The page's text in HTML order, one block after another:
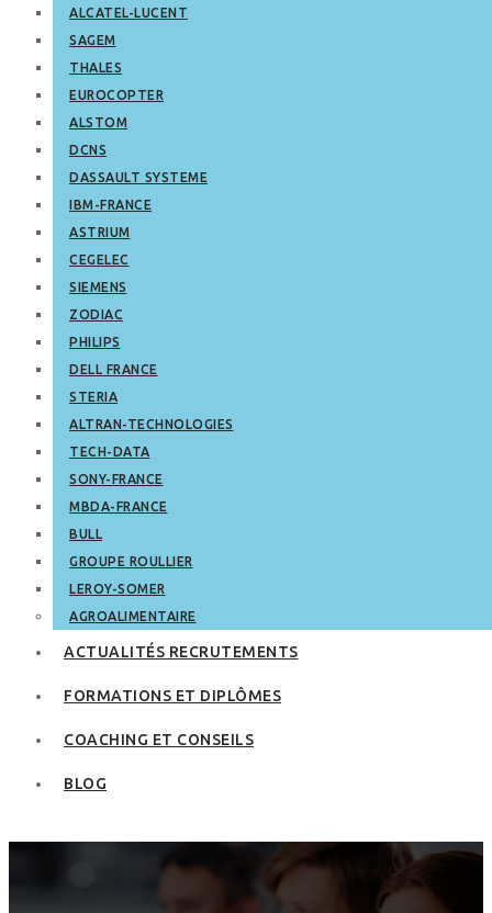
ALCATEL-LUCENT
SAGEM
THALES
EUROCOPTER
ALSTOM
DCNS
DASSAULT SYSTEME
IBM-FRANCE
ASTRIUM
CEGELEC
SIEMENS
ZODIAC
PHILIPS
DELL FRANCE
STERIA
ALTRAN-TECHNOLOGIES
TECH-DATA
SONY-FRANCE
MBDA-FRANCE
BULL
GROUPE ROULLIER
LEROY-SOMER
AGROALIMENTAIRE
ACTUALITÉS RECRUTEMENTS
FORMATIONS ET DIPLÔMES
COACHING ET CONSEILS
BLOG